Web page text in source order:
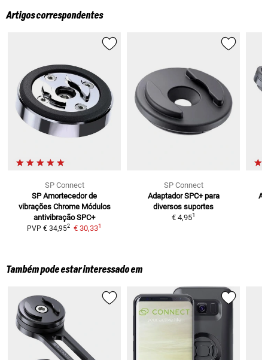
Artigos correspondentes
SP Connect
SP Amortecedor de
vibrações Chrome Módulos
antivibração SPC+
PVP € 34,952 € 30,331
SP Connect
Adaptador SPC+ para
diversos suportes
€ 4,951
Também pode estar interessado em